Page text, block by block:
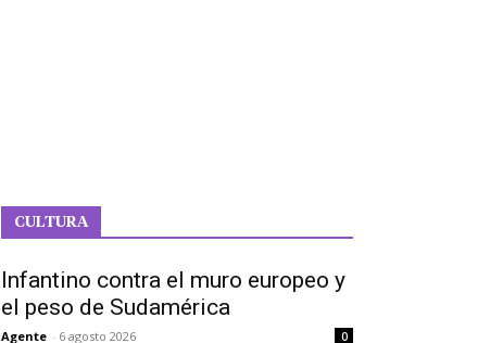
CULTURA
Infantino contra el muro europeo y
el peso de Sudamérica
Agente - 6 agosto 2026 0